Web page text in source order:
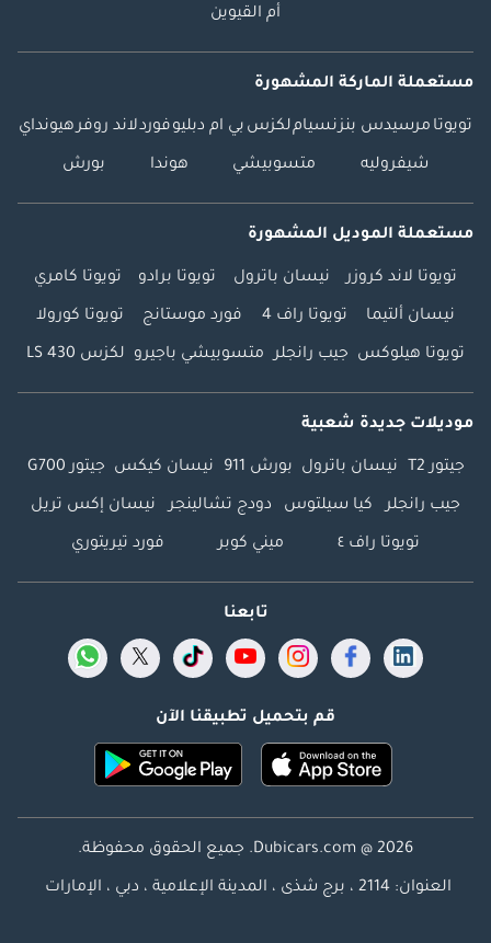
أم القيوين
مستعملة الماركة المشهورة
تويوتا مرسيدس بنزنسياملكزس بي ام دبليوفوردلاند روفرهيونداي
شيفروليه متسوبيشي هوندا بورش
مستعملة الموديل المشهورة
تويوتا لاند كروزر نيسان باترول تويوتا برادو تويوتا كامري
نيسان ألتيما تويوتا راف 4 فورد موستانج تويوتا كورولا
تويوتا هيلوكس جيب رانجلر متسوبيشي باجيرو لكزس LS 430
موديلات جديدة شعبية
جيتور T2 نيسان باترول بورش 911 نيسان كيكس جيتور G700
جيب رانجلر كيا سيلتوس دودج تشالينجر نيسان إكس تريل
تويوتا راف ٤ ميني كوبر فورد تيريتوري
تابعنا
قم بتحميل تطبيقنا الآن
Dubicars.com @ 2026. جميع الحقوق محفوظة.
العنوان: 2114 ، برج شذى ، المدينة الإعلامية ، دبي ، الإمارات